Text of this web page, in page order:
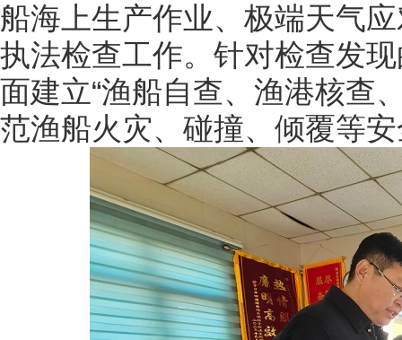
船海上生产作业、极端天气
执法检查工作。针对检查发
面建立“渔船自查、渔港核查
范渔船火灾、碰撞、倾覆等